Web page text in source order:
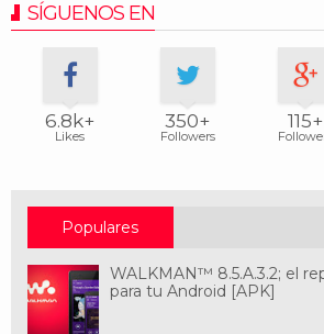
SÍGUENOS EN
6.8k+
Likes
350+
Followers
115+
Populares
WALKMAN™ 8.5.A.3.2; el
para tu Android [APK]